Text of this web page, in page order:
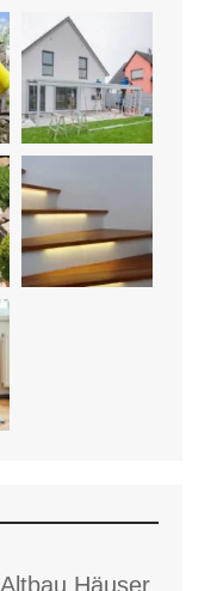
Altbau Häuser